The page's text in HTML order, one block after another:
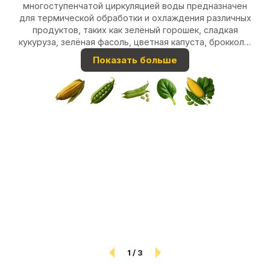
многоступенчатой циркуляцией воды предназначен
для термической обработки и охлаждения различных
продуктов, таких как зелёный горошек, сладкая
кукуруза, зелёная фасоль, цветная капуста, брокколи,
Показать больше
1 / 3